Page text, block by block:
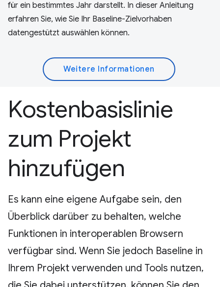
für ein bestimmtes Jahr darstellt. In dieser Anleitung
erfahren Sie, wie Sie Ihr Baseline-Zielvorhaben
datengestützt auswählen können.
Weitere Informationen
Kostenbasislinie
zum Projekt
hinzufügen
Es kann eine eigene Aufgabe sein, den
Überblick darüber zu behalten, welche
Funktionen in interoperablen Browsern
verfügbar sind. Wenn Sie jedoch Baseline in
Ihrem Projekt verwenden und Tools nutzen,